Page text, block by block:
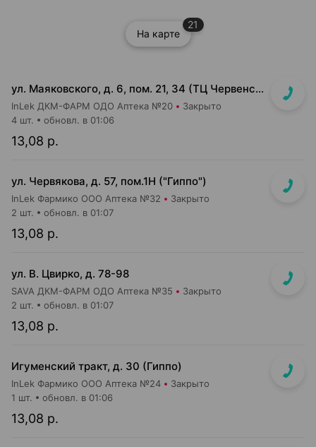
На карте
21
ул. Маяковского, д. 6, пом. 21, 34 (ТЦ Червенский, 1 этаж)
InLek ДКМ-ФАРМ ОДО Аптека №20 Закрыто
13,08 р.
4 шт. обновл. в 01:06
ул. Червякова, д. 57, пом.1Н ("Гиппо")
InLek Фармико ООО Аптека №32 Закрыто
13,08 р.
2 шт. обновл. в 01:07
ул. В. Цвирко, д. 78-98
SAVA ДКМ-ФАРМ ОДО Аптека №35 Закрыто
13,08 р.
2 шт. обновл. в 01:07
Игуменский тракт, д. 30 (Гиппо)
InLek Фармико ООО Аптека №24 Закрыто
13,08 р.
1 шт. обновл. в 01:06